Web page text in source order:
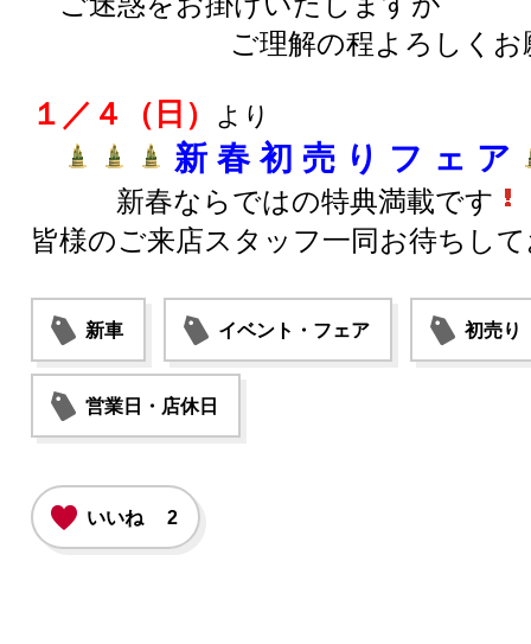
ご理解の程よろしくお願
１／４（日） より
新 春 初 売 り フ ェ ア
新春ならではの特典満載です
皆様のご来店スタッフ一同お待ちし
新車 イベント・フェア 初売り
営業日・店休日
いいね 2